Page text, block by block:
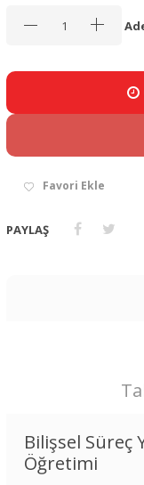
Favori Ekle
PAYLAŞ
Bilişsel Süreç
Öğretimi